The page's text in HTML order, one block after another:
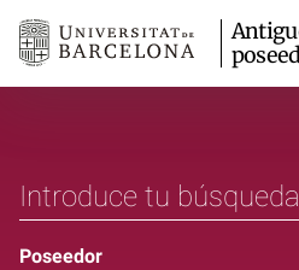
Poseedor